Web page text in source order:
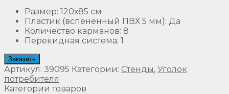
Размер: 120х85 см
Пластик (вспененный ПВХ 5 мм): Да
Количество карманов: 8
Перекидная система: 1
Заказать
Артикул: 39095 Категории: Стенды, Уголок
потребителя
Категории товаров